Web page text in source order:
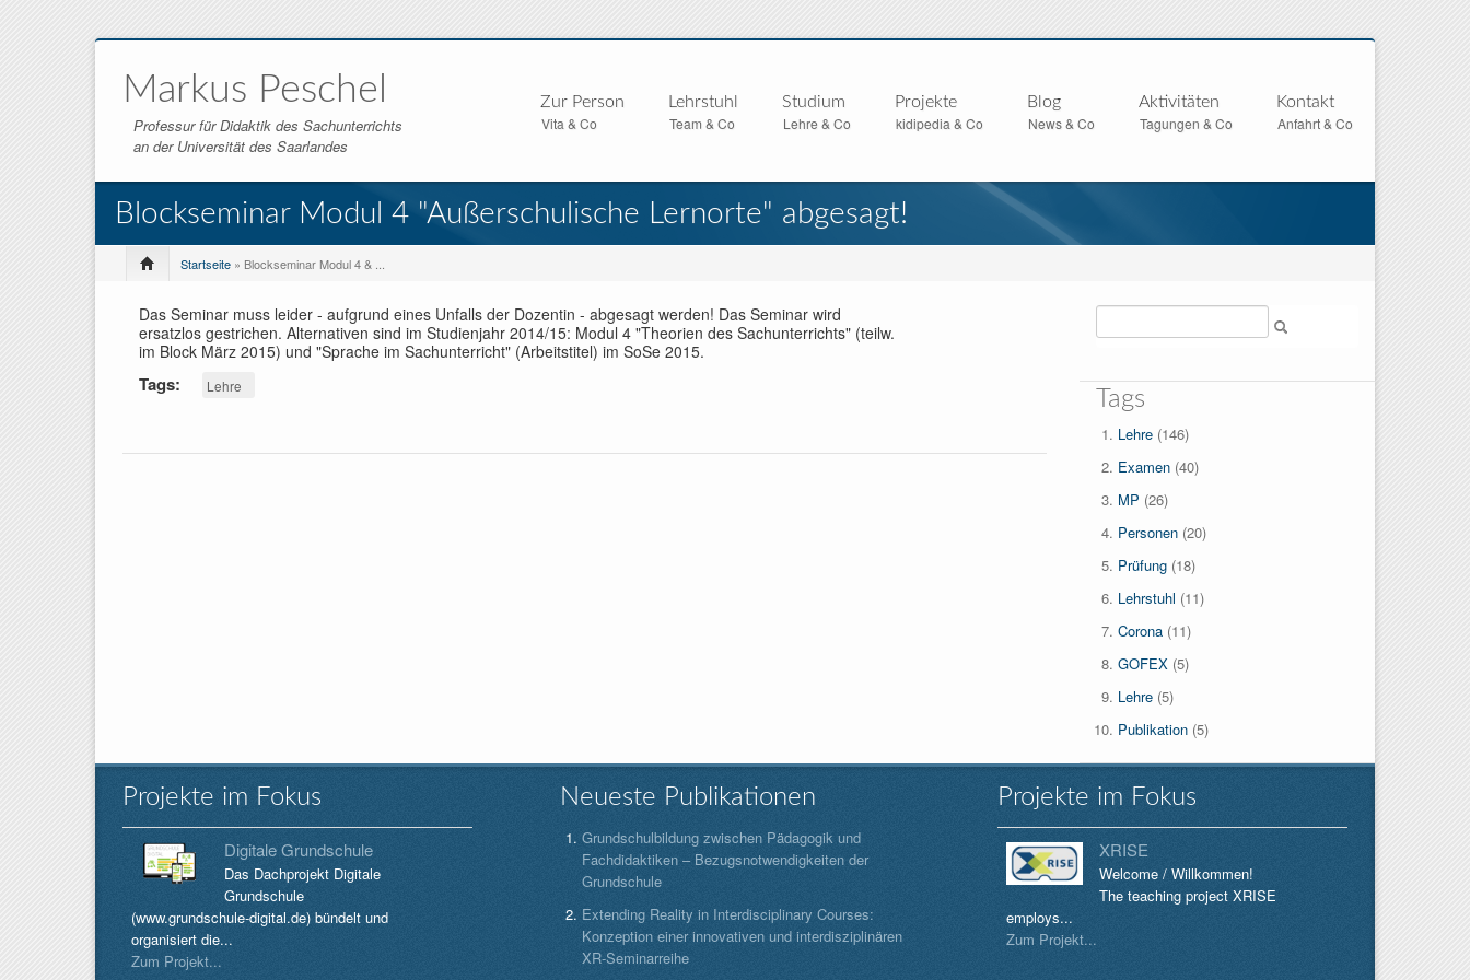
Markus Peschel
Professur für Didaktik des Sachunterrichts
an der Universität des Saarlandes
Zur Person
Vita & Co
Lehrstuhl
Team & Co
Studium
Lehre & Co
Projekte
kidipedia & Co
Blog
News & Co
Aktivitäten
Tagungen & Co
Kontakt
Anfahrt & Co
Blockseminar Modul 4 "Außerschulische Lernorte" abgesagt!
Startseite » Blockseminar Modul 4 & ...
Das Seminar muss leider - aufgrund eines Unfalls der Dozentin - abgesagt werden! Das Seminar wird
ersatzlos gestrichen. Alternativen sind im Studienjahr 2014/15: Modul 4 "Theorien des Sachunterrichts" (teilw.
im Block März 2015) und "Sprache im Sachunterricht" (Arbeitstitel) im SoSe 2015.
Tags: Lehre
Tags
Lehre(146)
Examen(40)
MP (26)
Personen(20)
Prüfung(18)
Lehrstuhl (11)
Corona(11)
GOFEX(5)
Lehre(5)
Publikation(5)
Projekte im Fokus
Digitale Grundschule
Das Dachprojekt Digitale
Grundschule
(www.grundschule-digital.de) bündelt und
organisiert die...
Zum Projekt...
Neueste Publikationen
Grundschulbildung zwischen Pädagogik und
Fachdidaktiken – Bezugsnotwendigkeiten der
Grundschule
Extending Reality in Interdisciplinary Courses:
Konzeption einer innovativen und interdisziplinären
XR-Seminarreihe
Projekte im Fokus
XRISE
Welcome / Willkommen!
The teaching project XRISE
employs...
Zum Projekt...